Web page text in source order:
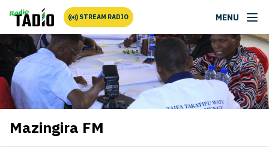
STREAM RADIO MENU
Mazingira FM